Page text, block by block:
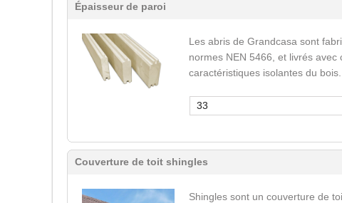
Épaisseur de paroi
Les abris de Grandcasa sont
normes NEN 5466, et livrés avec
caractéristiques isolantes du bois.
33
Couverture de toit shingles
Shingles sont un couverture de